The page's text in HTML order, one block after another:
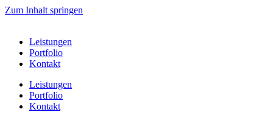
Zum Inhalt springen
Leistungen
Portfolio
Kontakt
Leistungen
Portfolio
Kontakt